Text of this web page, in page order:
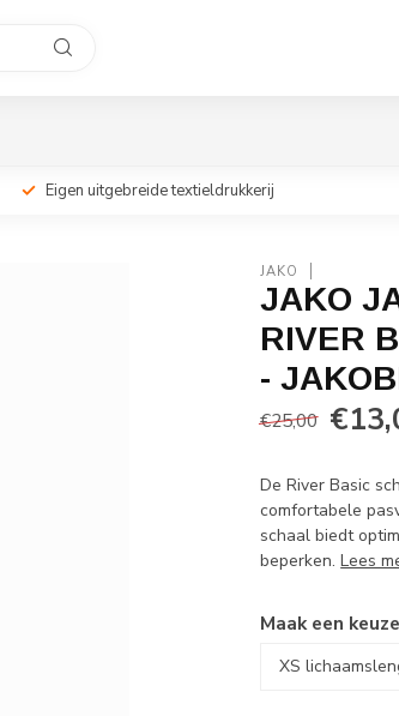
Eigen uitgebreide textieldrukkerij
JAKO
JAKO
RIVER
-
€25,00
De River Basic
comfortabele
schaal biedt
beperken.Lees
Maak een